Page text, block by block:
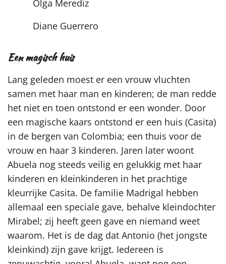
Olga Merediz
Diane Guerrero
Een magisch huis
Lang geleden moest er een vrouw vluchten
samen met haar man en kinderen; de man redde
het niet en toen ontstond er een wonder. Door
een magische kaars ontstond er een huis (Casita)
in de bergen van Colombia; een thuis voor de
vrouw en haar 3 kinderen. Jaren later woont
Abuela nog steeds veilig en gelukkig met haar
kinderen en kleinkinderen in het prachtige
kleurrijke Casita. De familie Madrigal hebben
allemaal een speciale gave, behalve kleindochter
Mirabel; zij heeft geen gave en niemand weet
waarom. Het is de dag dat Antonio (het jongste
kleinkind) zijn gave krijgt. Iedereen is